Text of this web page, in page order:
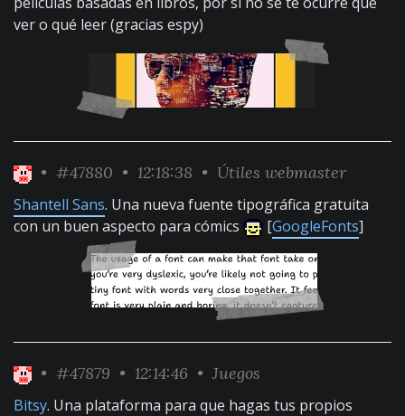
ver o qué leer (gracias espy)
• #47880 • 12:18:38 • Útiles webmaster
Shantell Sans. Una nueva fuente tipográfica gratuita
con un buen aspecto para cómics
[GoogleFonts]
• #47879 • 12:14:46 • Juegos
Bitsy. Una plataforma para que hagas tus propios